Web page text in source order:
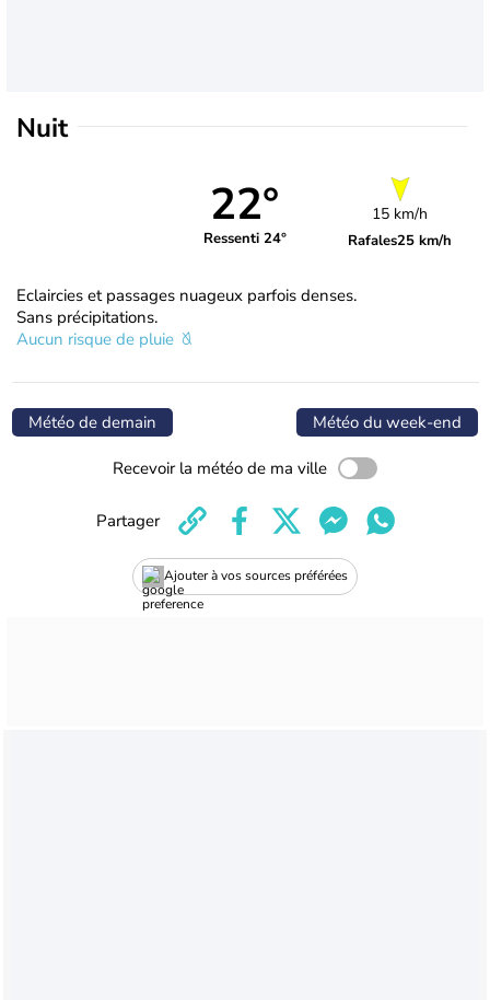
Nuit
22°
Ressenti 24°
15 km/h
Rafales25 km/h
Eclaircies et passages nuageux parfois denses.
Sans précipitations.
Aucun risque de pluie
Météo de demain Météo du week-end
Recevoir la météo de ma ville
Ajouter à vos sources préférées
Partager